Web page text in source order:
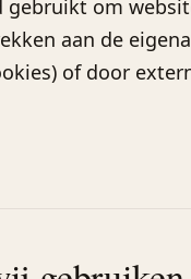
gebruikt om
aan de
of door